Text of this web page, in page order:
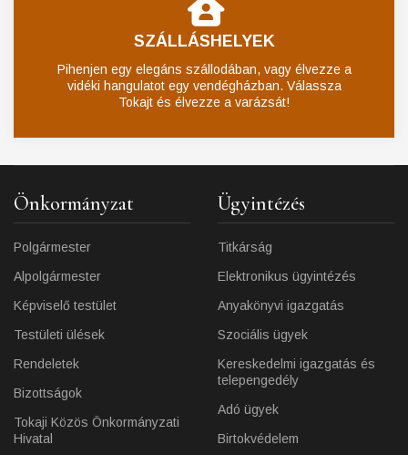
SZÁLLÁSHELYEK
Pihenjen egy elegáns szállodában, vagy élvezze a
vidéki hangulatot egy vendégházban. Válassza
Tokajt és élvezze a varázsát!
Önkormányzat
Polgármester
Alpolgármester
Képviselő testület
Testületi ülések
Rendeletek
Bizottságok
Tokaji Közös Önkormányzati
Hivatal
Ügyintézés
Titkárság
Elektronikus ügyintézés
Anyakönyvi igazgatás
Szociális ügyek
Kereskedelmi igazgatás és
telepengedély
Adó ügyek
Birtokvédelem